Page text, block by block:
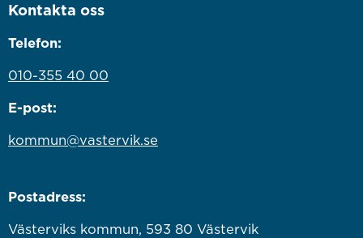
Kontakta oss
Telefon:
010-355 40 00
E-post:
kommun@vastervik.se
Postadress:
Västerviks kommun, 593 80 Västervik